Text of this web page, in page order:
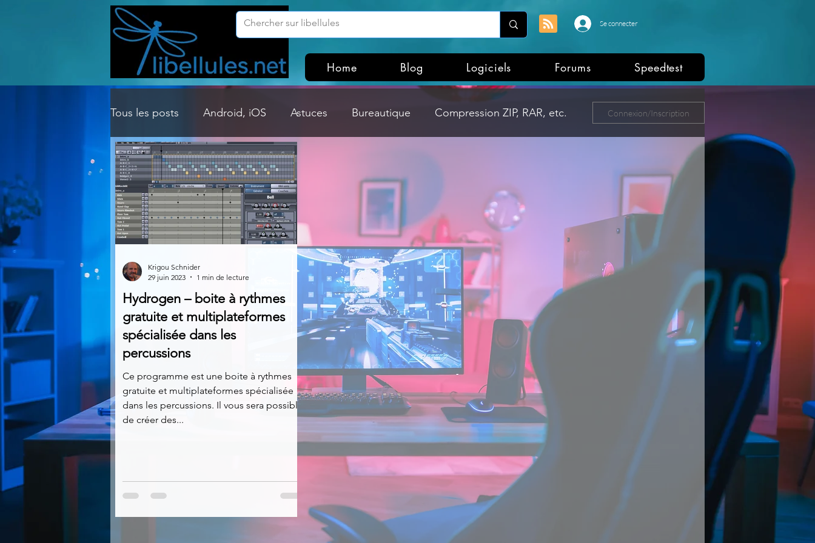
Se connecter
Home Blog Logiciels Forums Speedtest
Tous les posts Android, iOS Astuces Bureautique Compression ZIP, RAR, etc.
Customisation Windows Divers
Gestion Système Graphisme Internet
Linux Loisir et divertissement Mises à jour
Multimedia Navigateurs News Nirsoft Occupation disque
Photographie Réseaux sociaux Sécurité Services en ligne
Video Logiciels les plus recherchés
Connexion/Inscription
Hydrogen – boite à rythmes
gratuite et multiplateformes
spécialisée dans les
percussions
Ce programme est une boite à rythmes
gratuite et multiplateformes spécialisée
dans les percussions. Il vous sera possible
de créer des...
Krigou Schnider
29 juin 2023
1 min de lecture